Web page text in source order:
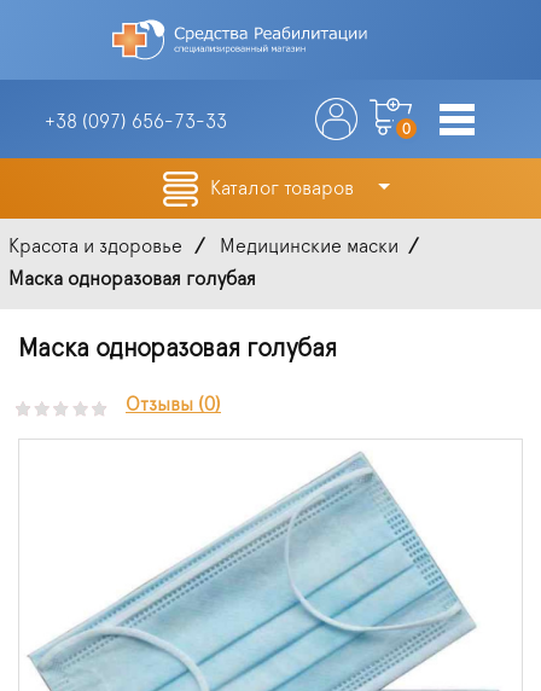
+38 (097) 656-73-33 0
Каталог товаров
Красота и здоровье
Медицинские маски
Маска одноразовая голубая
Маска одноразовая голубая
Отзывы (0)